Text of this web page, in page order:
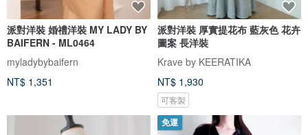
派對洋裝 婚禮洋裝 MY LADY BY
BAIFERN - ML0464
myladybybaifern
NT$ 1,351
派對洋裝 厚實提花布 藍灰色 花卉
圖案 長洋裝
Krave by KEERATIKA
NT$ 1,930
可客製
免運